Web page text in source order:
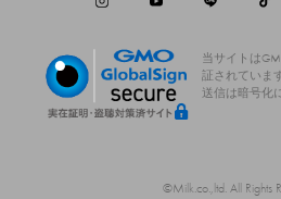
当サイトは
証されています
送信は暗号化
©Milk.co.,ltd. All Rights